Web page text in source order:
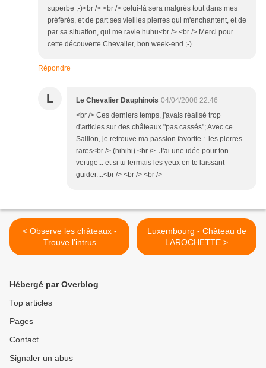
superbe ;-)<br /> <br /> celui-là sera malgrés tout dans mes
préférés, et de part ses vieilles pierres qui m'enchantent, et de
par sa situation, qui me ravie huhu<br /> <br /> Merci pour
cette découverte Chevalier, bon week-end ;-)
Répondre
L Le Chevalier Dauphinois 04/04/2008 22:46
<br /> Ces derniers temps, j'avais réalisé trop
d'articles sur des châteaux "pas cassés"; Avec ce
Saillon, je retrouve ma passion favorite : les pierres
rares<br /> (hihihi).<br /> J'ai une idée pour ton
vertige... et si tu fermais les yeux en te laissant
guider....<br /> <br /> <br />
< Observe les châteaux -
Trouve l'intrus
Luxembourg - Château de
LAROCHETTE >
Hébergé par Overblog
Top articles
Pages
Contact
Signaler un abus